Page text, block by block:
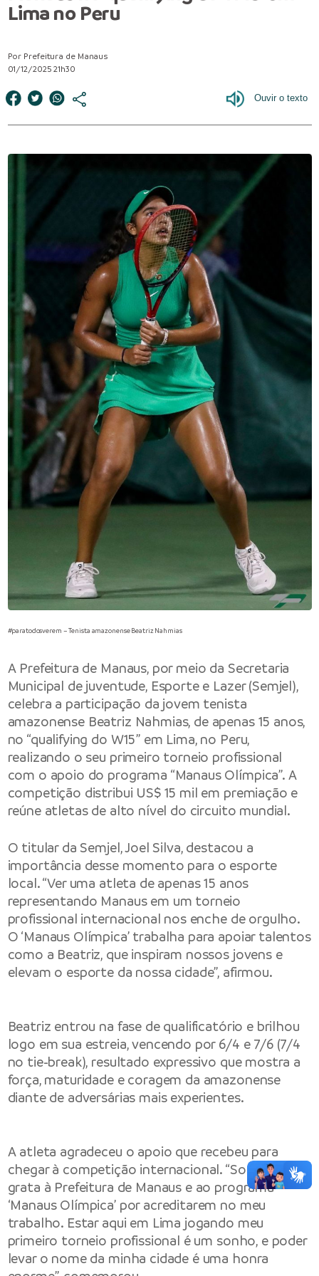
Lima no Peru
Por Prefeitura de Manaus
01/12/2025 21h30
#paratodosverem – Tenista amazonense Beatriz Nahmias
A Prefeitura de Manaus, por meio da Secretaria
Municipal de juventude, Esporte e Lazer (Semjel),
celebra a participação da jovem tenista
amazonense Beatriz Nahmias, de apenas 15 anos,
no “qualifying do W15” em Lima, no Peru,
realizando o seu primeiro torneio profissional
com o apoio do programa “Manaus Olímpica”. A
competição distribui US$ 15 mil em premiação e
reúne atletas de alto nível do circuito mundial.
O titular da Semjel, Joel Silva, destacou a
importância desse momento para o esporte
local. “Ver uma atleta de apenas 15 anos
representando Manaus em um torneio
profissional internacional nos enche de orgulho.
O ‘Manaus Olímpica’ trabalha para apoiar talentos
como a Beatriz, que inspiram nossos jovens e
elevam o esporte da nossa cidade”, afirmou.
Beatriz entrou na fase de qualificatório e brilhou
logo em sua estreia, vencendo por 6/4 e 7/6 (7/4
no tie-break), resultado expressivo que mostra a
força, maturidade e coragem da amazonense
diante de adversárias mais experientes.
A atleta agradeceu o apoio que recebeu para
chegar à competição internacional. “Sou muito
grata à Prefeitura de Manaus e ao programa
‘Manaus Olímpica’ por acreditarem no meu
trabalho. Estar aqui em Lima jogando meu
primeiro torneio profissional é um sonho, e poder
levar o nome da minha cidade é uma honra